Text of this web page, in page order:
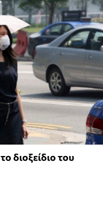
διοξείδιο του